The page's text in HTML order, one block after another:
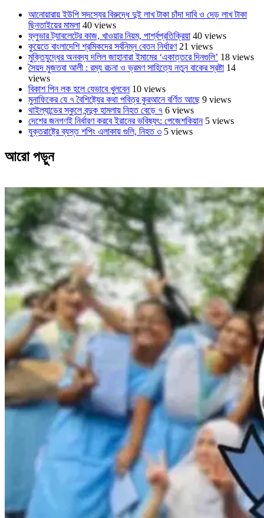
আনোয়ারায় ইউপি সদস্যের বিরুদ্ধে দুই লাখ টাকা চাঁদা দাবি ও দেড় লাখ টাকা
ছিনতাইয়ের মামলা 40 views
ফ্লুভার ট্যাবলেটের কাজ, খাওয়ার নিয়ম, পার্শ্বপ্রতিক্রিয়া 40 views
কুয়েতে বাংলাদেশি শ্রমিকদের সর্বনিম্ন বেতন নির্ধারণ 21 views
মুক্তিযুদ্ধের অনবদ্য দলিল জাহানারা ইমামের ‘একাত্তরে দিনগুলি’ 18 views
সৈয়দ মুজতবা আলী : রম্য রচনা ও ভ্রমণ সাহিত্যে নতুন বাকের স্রষ্টা 14
views
বিকাশ পিন লক হলে যেভাবে খুলবেন 10 views
মুনাফিকের যে ৭ বৈশিষ্ট্যের কথা পবিত্র কুরআনে বর্ণিত আছে 9 views
থাইল্যান্ডের স্কুলে বন্দুক হামলায় নিহত বেড়ে ৭ 6 views
দেশের জনগণই নির্ধারণ করবে ইরানের ভবিষ্যৎ: পেজেশকিয়ান 5 views
যুক্তরাষ্ট্রে ব্যস্ত শপিং এলাকায় গুলি, নিহত ৩ 5 views
আরো পড়ুন